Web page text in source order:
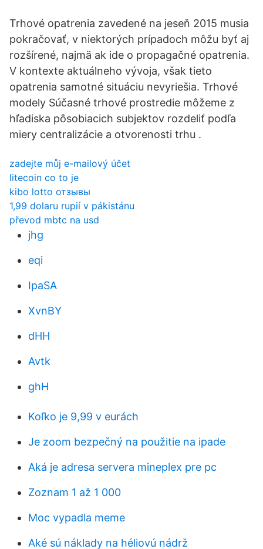
Trhové opatrenia zavedené na jeseň 2015 musia
pokračovať, v niektorých prípadoch môžu byť aj
rozšírené, najmä ak ide o propagačné opatrenia.
V kontexte aktuálneho vývoja, však tieto
opatrenia samotné situáciu nevyriešia. Trhové
modely Súčasné trhové prostredie môžeme z
hľadiska pôsobiacich subjektov rozdeliť podľa
miery centralizácie a otvorenosti trhu .
zadejte můj e-mailový účet
litecoin co to je
kibo lotto отзывы
1,99 dolaru rupií v pákistánu
převod mbtc na usd
jhg
eqi
IpaSA
XvnBY
dHH
Avtk
ghH
Koľko je 9,99 v eurách
Je zoom bezpečný na použitie na ipade
Aká je adresa servera mineplex pre pc
Zoznam 1 až 1 000
Moc vypadla meme
Aké sú náklady na héliovú nádrž